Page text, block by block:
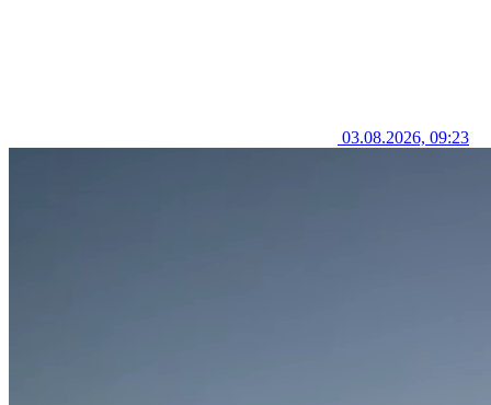
03.08.2026, 09:23